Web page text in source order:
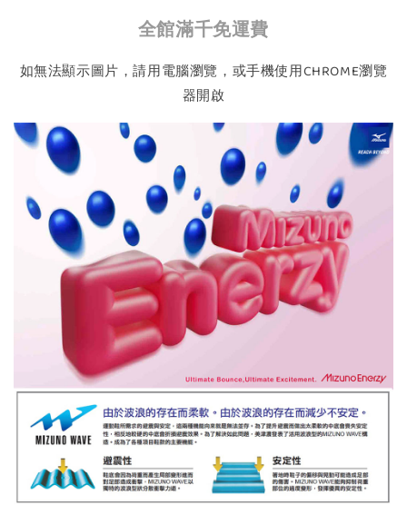
全館滿千免運費
如無法顯示圖片，請用電腦瀏覽，或手機使用CHROME瀏覽
器開啟